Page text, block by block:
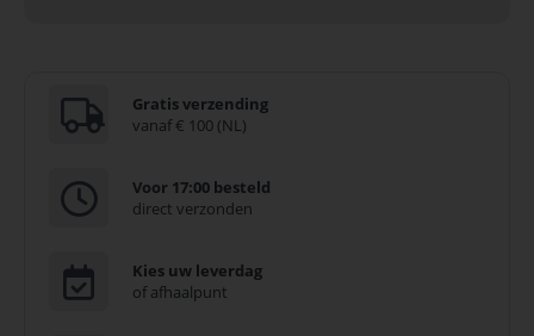
Gratis verzending
vanaf € 100 (NL)
Voor 17:00 besteld
direct verzonden
Kies uw leverdag
of afhaalpunt